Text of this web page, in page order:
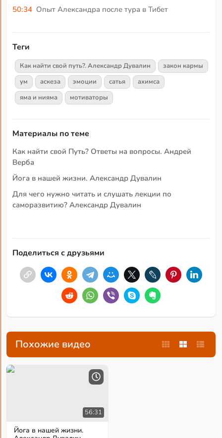
50:34 Опыт Александра после тура в Тибет
Теги
Как найти свой путь?. Александр Дувалин
закон кармы
ум
аскеза эмоции сатья
ахимса
яма и нияма
мотиваторы
Материалы по теме
Как найти свой Путь? Ответы на вопросы. Андрей
Верба
Йога в нашей жизни. Александр Дувалин
Для чего нужно читать и слушать лекции по
саморазвитию? Александр Дувалин
Поделиться с друзьями
Похожие видео
56:31
Йога в нашей жизни.